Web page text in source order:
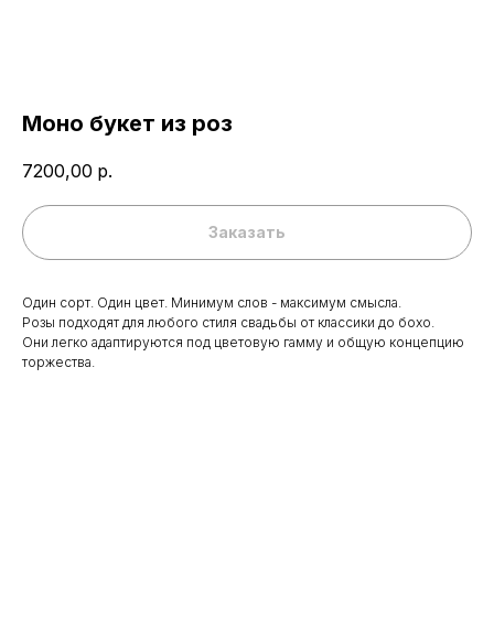
Моно букет из роз
7200,00 р.
Заказать
Один сорт. Один цвет. Минимум слов - максимум смысла.
Розы подходят для любого стиля свадьбы от классики до бохо.
Они легко адаптируются под цветовую гамму и общую концепцию
торжества.